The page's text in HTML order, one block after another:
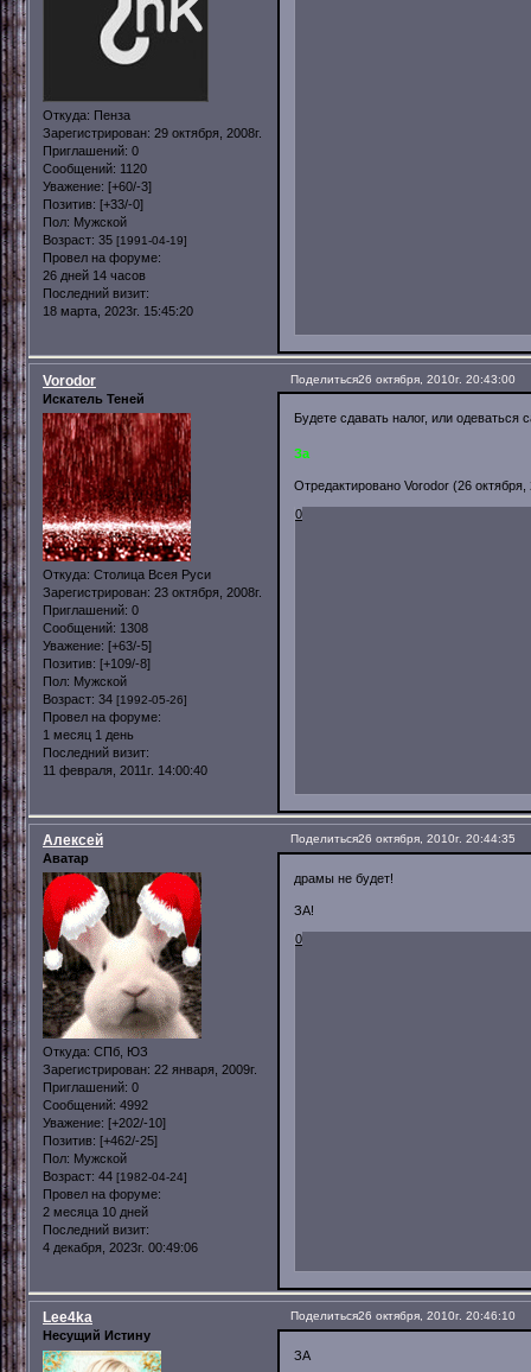
Откуда: Пенза
Зарегистрирован: 29 октября, 2008г.
Приглашений: 0
Сообщений: 1120
Уважение: [+60/-3]
Позитив: [+33/-0]
Пол: Мужской
Возраст: 35 [1991-04-19]
Провел на форуме:
26 дней 14 часов
Последний визит:
18 марта, 2023г. 15:45:20
Поделиться26 октября, 2010г. 20:43:00
Vorodor
Искатель Теней
Откуда: Столица Всея Руси
Зарегистрирован: 23 октября, 2008г.
Приглашений: 0
Сообщений: 1308
Уважение: [+63/-5]
Позитив: [+109/-8]
Пол: Мужской
Возраст: 34 [1992-05-26]
Провел на форуме:
1 месяц 1 день
Последний визит:
11 февраля, 2011г. 14:00:40
Будете сдавать налог, или одеваться
За
Отредактировано Vorodor (26 октября,
0
Поделиться26 октября, 2010г. 20:44:35
Алексей
Аватар
Откуда: СПб, ЮЗ
Зарегистрирован: 22 января, 2009г.
Приглашений: 0
Сообщений: 4992
Уважение: [+202/-10]
Позитив: [+462/-25]
Пол: Мужской
Возраст: 44 [1982-04-24]
Провел на форуме:
2 месяца 10 дней
Последний визит:
4 декабря, 2023г. 00:49:06
драмы не будет!
ЗА!
0
Поделиться26 октября, 2010г. 20:46:10
Lee4ka
Несущий Истину
ЗА